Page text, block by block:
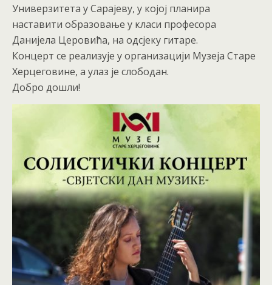
Универзитета у Сарајеву, у којој планира
наставити образовање у класи професора
Данијела Церовића, на одсјеку гитаре.
Концерт се реализује у организацији Музеја Старе
Херцеговине, а улаз је слободан.
Добро дошли!